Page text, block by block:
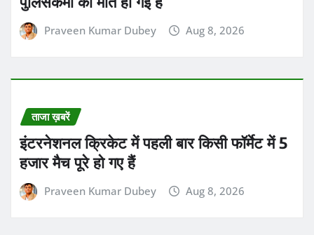
Praveen Kumar Dubey Aug 8, 2026
ताजा ख़बरें
इंटरनेशनल क्रिकेट में पहली बार किसी फॉर्मेट में 5
हजार मैच पूरे हो गए हैं
Praveen Kumar Dubey Aug 8, 2026